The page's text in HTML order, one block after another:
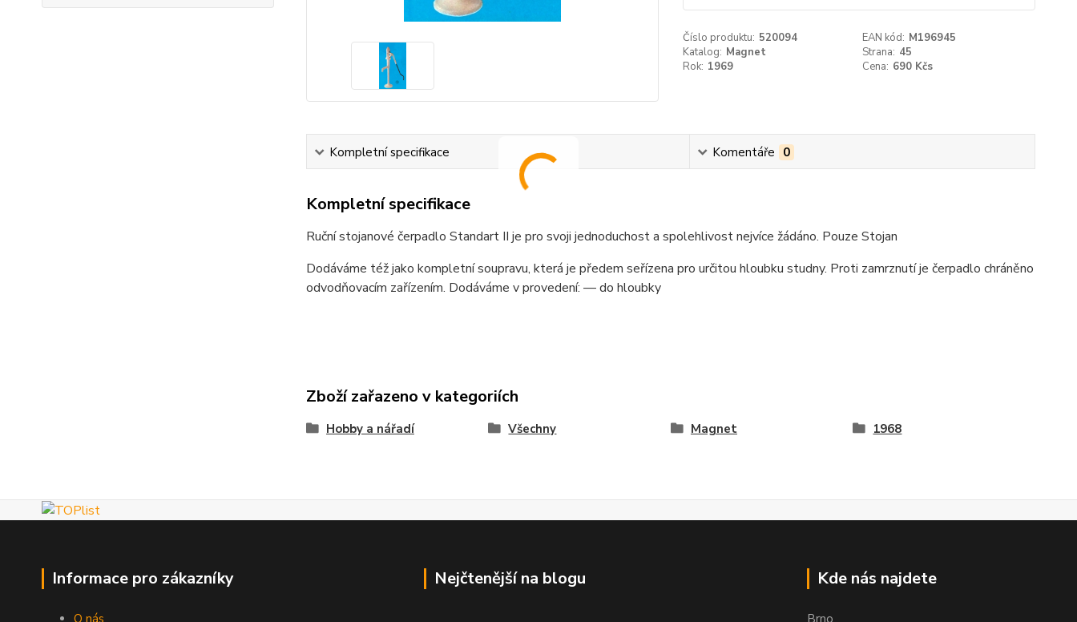
Číslo produktu: 520094 EAN kód: M196945
Katalog: Magnet Strana: 45
Rok: 1969 Cena: 690 Kčs
Kompletní specifikace Komentáře 0
Kompletní specifikace
Ruční stojanové čerpadlo Standart II je pro svoji jednoduchost a spolehlivost nejvíce žádáno. Pouze Stojan
Dodáváme též jako kompletní soupravu, která je předem seřízena pro určitou hloubku studny. Proti zamrznutí je čerpadlo chráněno
odvodňovacím zařízením. Dodáváme v provedení: — do hloubky
Zboží zařazeno v kategoriích
Hobby a nářadí Všechny Magnet 1968
Informace pro zákazníky Nejčtenější na blogu Kde nás najdete